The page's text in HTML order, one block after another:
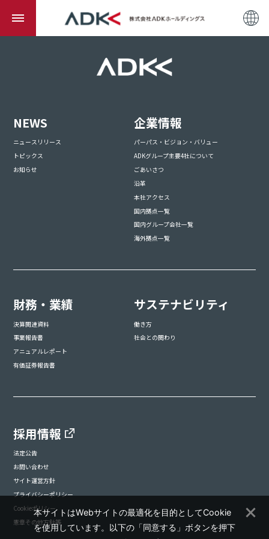
NEWS
ニュースリリース
トピックス
お知らせ
企業情報
パーパス・ビジョン・バリュー
ADKグループ主要4社について
ごあいさつ
沿革
本社アクセス
国内拠点一覧
国内グループ会社一覧
海外拠点一覧
財務・業績
決算関連資料
事業報告書
アニュアルレポート
有価証券報告書
サステナビリティ
働き方
社会との関わり
採用情報
法定公告
お問い合わせ
サイト運営方針
プライバシーポリシー
Cookieポリシー
憲章その他方針等
本サイトはWebサイトの最適化を目的としてCookie
を使用しています。以下の「同意する」ボタンを押下